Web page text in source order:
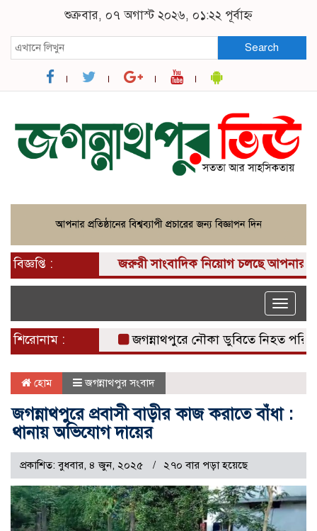
শুক্রবার, ০৭ অগাস্ট ২০২৬, ০১:২২ পূর্বাহ্ন
Search
বিজ্ঞপ্তি : জরুরী সাংবাদিক নিয়োগ চলছে আপনার কাছে
Toggle
শিরোনাম : জগন্নাথপুরে নৌকা ডুবিতে নিহত
হোম জগন্নাথপুর সংবাদ
জগন্নাথপুরে প্রবাসী বাড়ীর কাজ করাতে বাঁধা :
থানায় অভিযোগ দায়ের
প্রকাশিত: বুধবার, ৪ জুন, ২০২৫ ২৭০ বার পড়া হয়েছে